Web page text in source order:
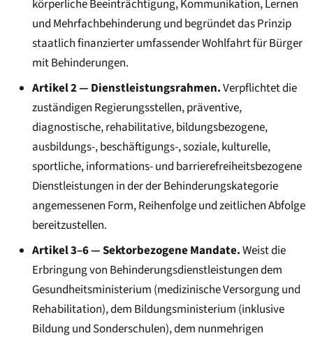
körperliche Beeinträchtigung, Kommunikation, Lernen
und Mehrfachbehinderung und begründet das Prinzip
staatlich finanzierter umfassender Wohlfahrt für Bürger
mit Behinderungen.
Artikel 2 — Dienstleistungsrahmen.Verpflichtet die
zuständigen Regierungsstellen, präventive,
diagnostische, rehabilitative, bildungsbezogene,
ausbildungs-, beschäftigungs-, soziale, kulturelle,
sportliche, informations- und barrierefreiheitsbezogene
Dienstleistungen in der der Behinderungskategorie
angemessenen Form, Reihenfolge und zeitlichen Abfolge
bereitzustellen.
Artikel 3–6 — Sektorbezogene Mandate.Weist die
Erbringung von Behinderungsdienstleistungen dem
Gesundheitsministerium (medizinische Versorgung und
Rehabilitation), dem Bildungsministerium (inklusive
Bildung und Sonderschulen), dem nunmehrigen